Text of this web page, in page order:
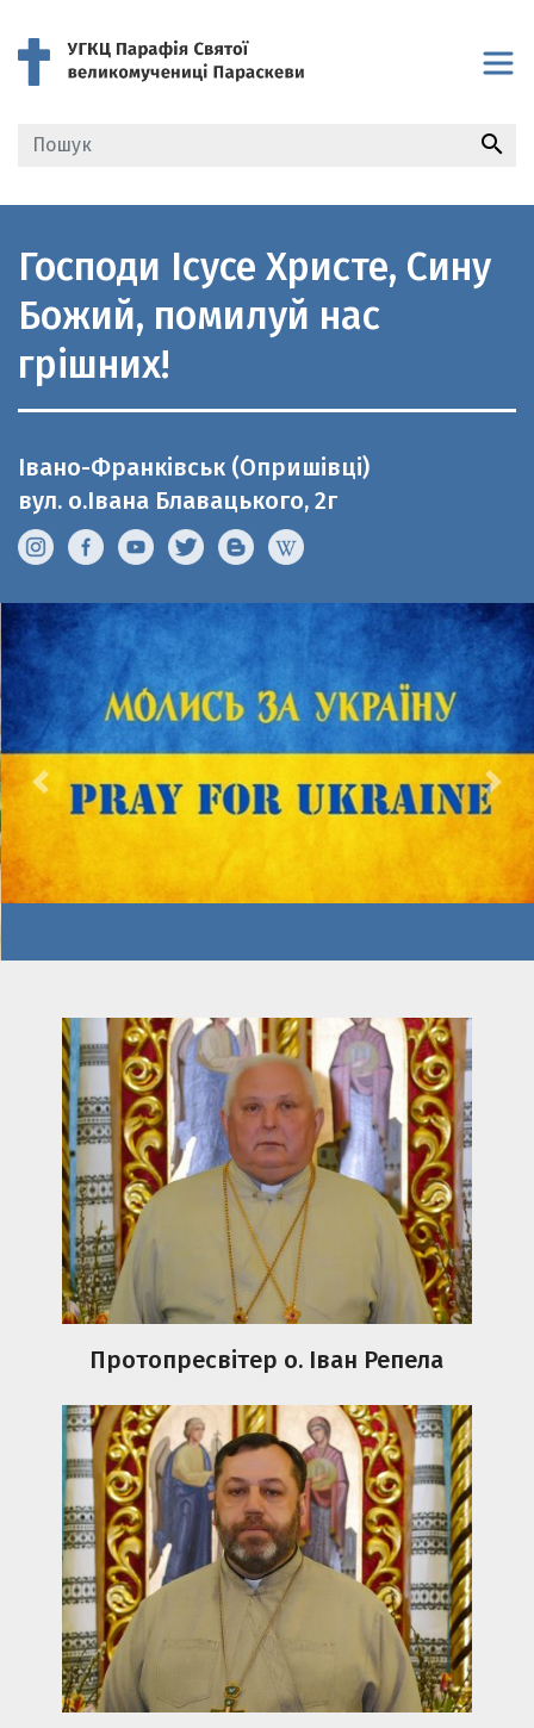
search
Господи Ісусе Христе, Сину
Божий, помилуй нас
грішних!
Івано-Франківськ (Опришівці)
вул. о.Івана Блавацького, 2г
Previous
Протопресвітер о. Іван Репела
о. Тарас Огар